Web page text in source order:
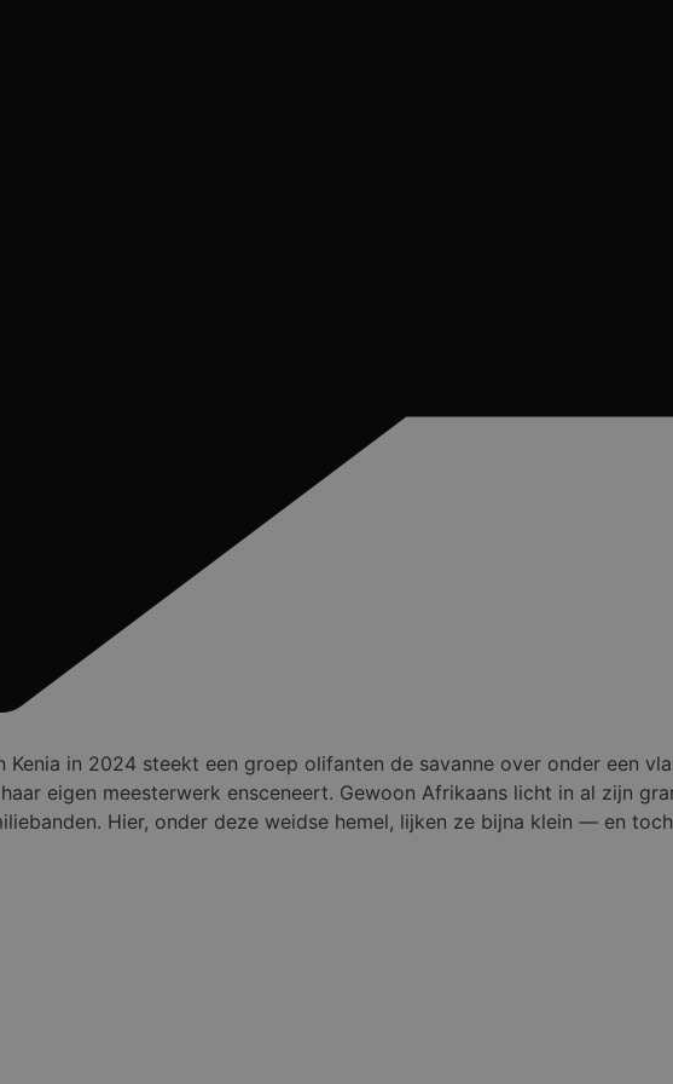
in 2024 steekt een groep olifanten de savanne over onder een
eigen meesterwerk ensceneert. Gewoon Afrikaans licht in al zijn
Hier, onder deze weidse hemel, lijken ze bijna klein — en